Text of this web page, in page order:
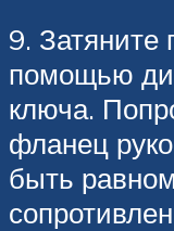
9. Затяните
помощью
ключа.
фланец
быть